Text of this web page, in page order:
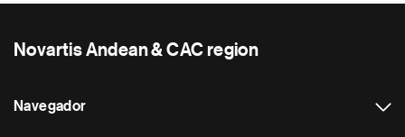
Novartis Andean & CAC region
Navegador